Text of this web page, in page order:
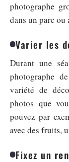
photographe
dans un parc ou
Varier les
Durant une
photographe
variété de
photos que
pouvez par
avec des fruits,
Fixez un